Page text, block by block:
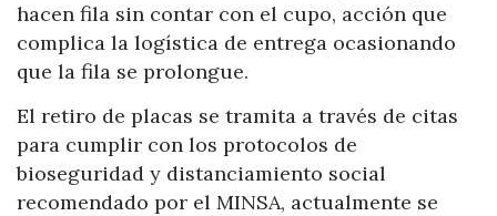
hacen fila sin contar con el cupo, acción que
complica la logística de entrega ocasionando
que la fila se prolongue.
El retiro de placas se tramita a través de citas
para cumplir con los protocolos de
bioseguridad y distanciamiento social
recomendado por el MINSA, actualmente se